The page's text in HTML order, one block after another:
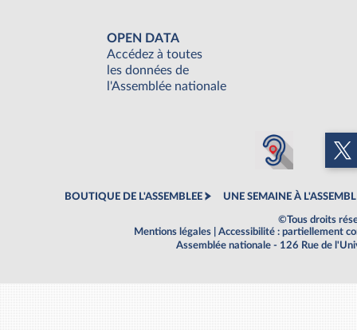
OPEN DATA
Accédez à toutes
les données de
l'Assemblée nationale
BOUTIQUE DE L'ASSEMBLEE UNE SEMAINE À
©Tous droits
Mentions légales
Accessibilité : partiellement
Assemblée nationale - 126 Rue de